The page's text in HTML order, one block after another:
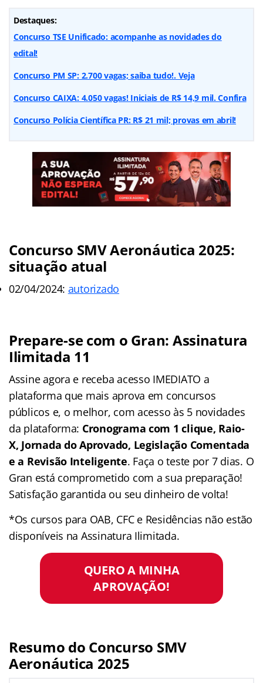
Destaques:
Concurso TSE Unificado: acompanhe as novidades do
edital!
Concurso PM SP: 2.700 vagas; saiba tudo!. Veja
Concurso CAIXA: 4.050 vagas! Iniciais de R$ 14,9 mil. Confira
Concurso Polícia Científica PR: R$ 21 mil; provas em abril!
Concurso SMV Aeronáutica 2025:
situação atual
02/04/2024: autorizado
Prepare-se com o Gran: Assinatura
Ilimitada 11
Assine agora e receba acesso IMEDIATO a
plataforma que mais aprova em concursos
públicos e, o melhor, com acesso às 5 novidades
da plataforma: Cronograma com 1 clique, Raio-
X, Jornada do Aprovado, Legislação Comentada
e a Revisão Inteligente. Faça o teste por 7 dias. O
Gran está comprometido com a sua preparação!
Satisfação garantida ou seu dinheiro de volta!
*Os cursos para OAB, CFC e Residências não estão
disponíveis na Assinatura Ilimitada.
QUERO A MINHA
APROVAÇÃO!
Resumo do Concurso SMV
Aeronáutica 2025